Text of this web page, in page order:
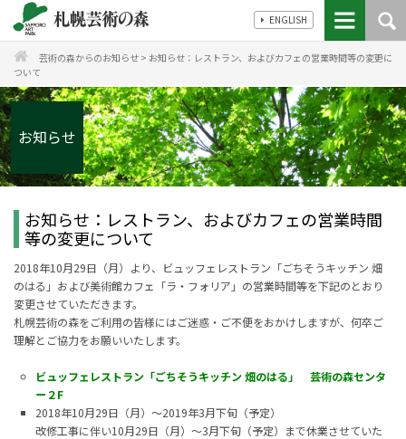
ENGLISH
芸術の森からのお知らせ > お知らせ：レストラン、およびカフェの営業時間等の変更に
ついて
お知らせ
お知らせ：レストラン、およびカフェの営業時間
等の変更について
2018年10月29日（月）より、
ビュッフェレストラン「ごちそうキッチン 畑
のはる」および美術館カフェ「ラ・フォリア」の営業時間等を下記のとおり
変更させていただきます。
札幌芸術の森をご利用の皆様にはご迷惑・ご不便をおかけしますが、何卒ご
理解とご協力をお願いいたします。
ビュッフェレストラン「ごちそうキッチン 畑のはる」 芸術の森センタ
ー２F
2018年10月29日（月）～2019年3月下旬（予定）
改修工事に伴い10月29日（月）～3月下旬（予定）まで休業させていた